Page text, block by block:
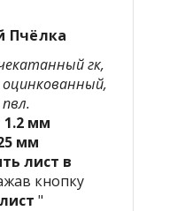
Пчёлка
гк,
1.2 мм
мм
лист в
кнопку
"